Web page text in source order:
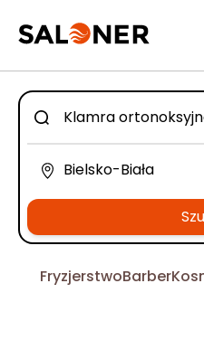
FryzjerstwoBarber